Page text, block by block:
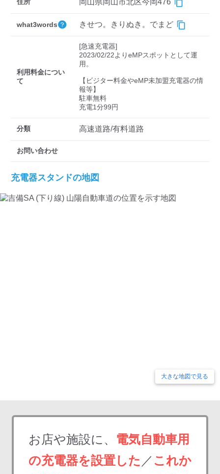
岡山県岡山市北区今岡476
what3words きせつ。きりぬき。でまど
利用料金につい
て
[急速充電器]
2023/02/22よりeMPスポットとして運
用。
【ビジター料金やeMP未加盟充電器の情
報等】
駐車無料
充電1分99円
分類 高速道路/有料道路
お問い合わせ
充電器スタンドの地図
大きな地図で見る
お店や施設に、 電気自動車用
の充電器を設置した ／ これか